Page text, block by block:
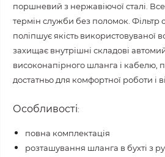
поршневий з нержавіючої сталі.
термін служби без поломок.
поліпшує якість використовуваної
захищає внутрішні складові
високонапірного шланга і кабелю,
достатньо для комфортної роботи і
Особливості:
повна комплектація
розташування шланга в бухті з